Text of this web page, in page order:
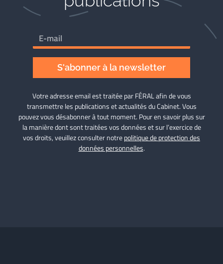
S'abonner à la newsletter
Votre adresse email est traitée par FÉRAL afin de vous
transmettre les publications et actualités du Cabinet. Vous
pouvez vous désabonner à tout moment. Pour en savoir plus sur
la manière dont sont traitées vos données et sur l’exercice de
vos droits, veuillez consulter notrepolitique de protection des
données personnelles.